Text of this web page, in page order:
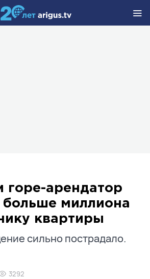
горе-арендатор
больше миллиона
квартиры
сильно пострадало.
3292